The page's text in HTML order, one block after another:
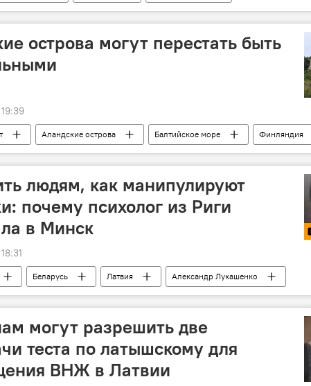
острова могут перестать быть
Аландские острова Балтийское море Финляндия
людям, как манипулируют
почему психолог из Риги
в Минск
Беларусь Латвия Александр Лукашенко
могут разрешить две
теста по латышскому для
ВНЖ в Латвии